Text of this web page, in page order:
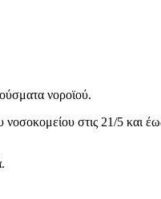
νοροϊού.
στις 21/5 και